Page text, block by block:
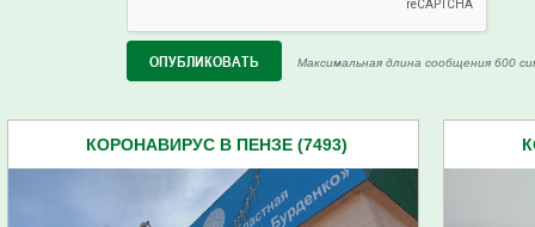
Максимальная длина сообщения 600
КОРОНАВИРУС В ПЕНЗЕ (7493)